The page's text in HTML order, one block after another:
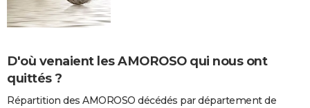
D'où venaient les AMOROSO qui nous ont
quittés ?
Répartition des AMOROSO décédés par département de